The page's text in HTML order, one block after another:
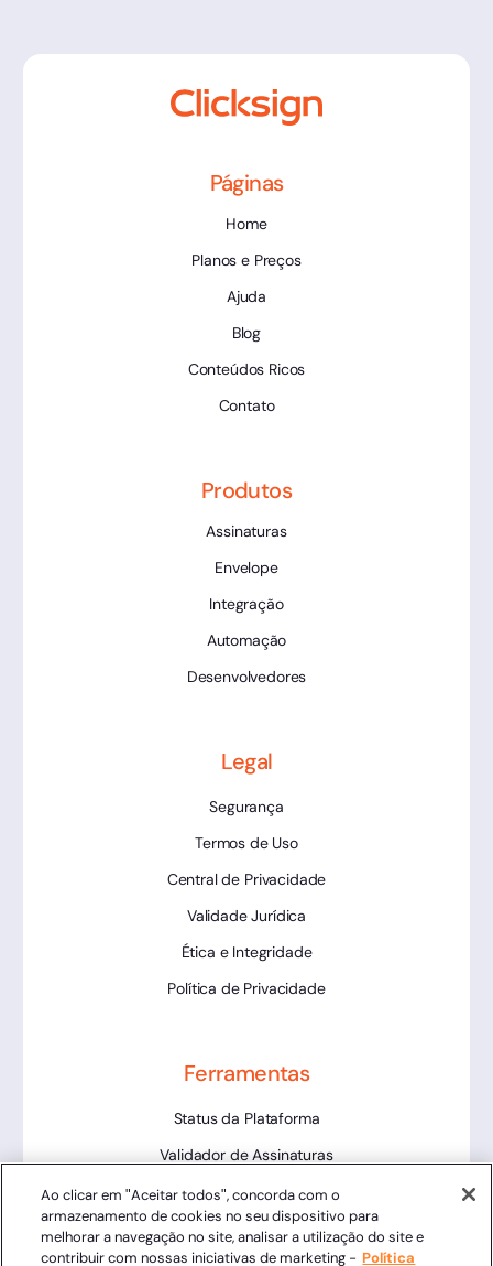
Páginas
Home
Planos e Preços
Ajuda
Blog
Conteúdos Ricos
Contato
Produtos
Assinaturas
Envelope
Integração
Automação
Desenvolvedores
Legal
Segurança
Termos de Uso
Central de Privacidade
Validade Jurídica
Ética e Integridade
Política de Privacidade
Ferramentas
Status da Plataforma
Validador de Assinaturas
Trabalhe Conosco
LLM
Ao clicar em "Aceitar todos", concorda com o
armazenamento de cookies no seu dispositivo para
melhorar a navegação no site, analisar a utilização do site e
contribuir com nossas iniciativas de marketing - Política